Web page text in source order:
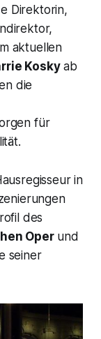
Direktorin,
aktuellen
Koskyab
die
für
in
des
Operund
seiner